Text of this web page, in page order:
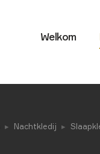
Welkom
Nachtkledij